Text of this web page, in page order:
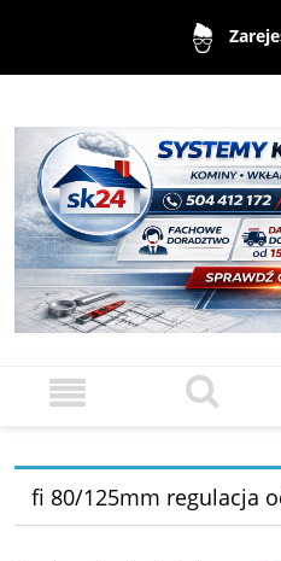
fi 80/125mm regulacja